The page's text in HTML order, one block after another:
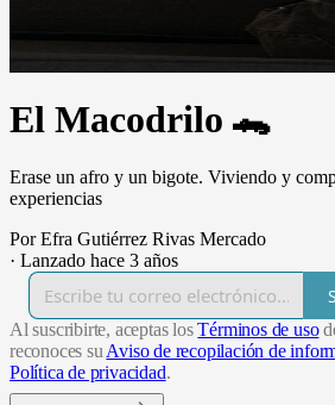
El Macodrilo 🐊
Erase un afro y un bigote. Viviendo y
experiencias
Por Efra Gutiérrez Rivas Mercado
· Lanzado hace 3 años
Al suscribirte, aceptas losTérminos de uso
reconoces suAviso de recopilación de
Política de privacidad.